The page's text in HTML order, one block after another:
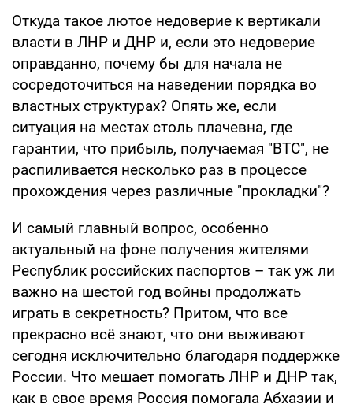
Откуда такое лютое недоверие к вертикали
власти в ЛНР и ДНР и, если это недоверие
оправданно, почему бы для начала не
сосредоточиться на наведении порядка во
властных структурах? Опять же, если
ситуация на местах столь плачевна, где
гарантии, что прибыль, получаемая "ВТС", не
распиливается несколько раз в процессе
прохождения через различные "прокладки"?
И самый главный вопрос, особенно
актуальный на фоне получения жителями
Республик российских паспортов – так уж ли
важно на шестой год войны продолжать
играть в секретность? Притом, что все
прекрасно всё знают, что они выживают
сегодня исключительно благодаря поддержке
России. Что мешает помогать ЛНР и ДНР так,
как в свое время Россия помогала Абхазии и